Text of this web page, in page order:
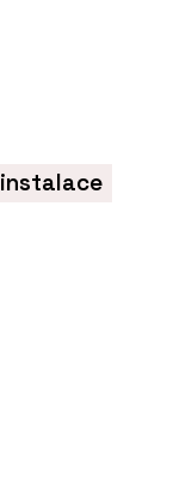
instalace